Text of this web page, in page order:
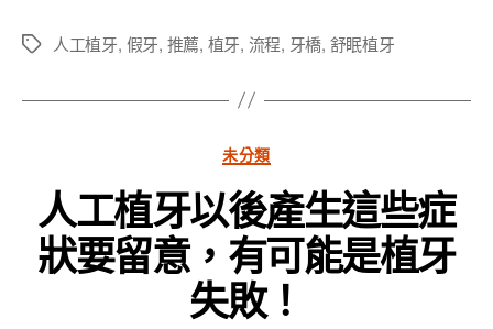
標
人工植牙, 假牙, 推薦, 植牙, 流程, 牙橋, 舒眠植牙
分
類
未分類
人工植牙以後產生這些症
狀要留意，有可能是植牙
失敗！